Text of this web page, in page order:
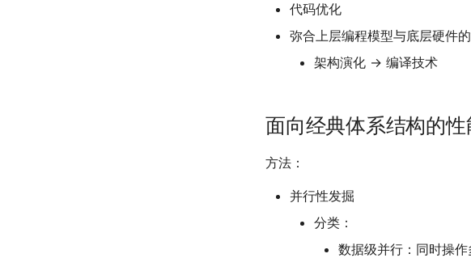
代码优化
弥合上层编程模型与底层硬件
架构演化 -> 编译技术
面向经典体系结构的
方法：
并行性发掘
分类：
数据级并行：同时操